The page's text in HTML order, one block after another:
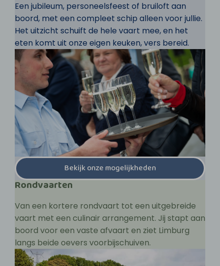
Een jubileum, personeelsfeest of bruiloft aan
boord, met een compleet schip alleen voor jullie.
Het uitzicht schuift de hele vaart mee, en het
eten komt uit onze eigen keuken, vers bereid.
Bekijk onze mogelijkheden
Rondvaarten
Van een kortere rondvaart tot een uitgebreide
vaart met een culinair arrangement. Jij stapt aan
boord voor een vaste afvaart en ziet Limburg
langs beide oevers voorbijschuiven.